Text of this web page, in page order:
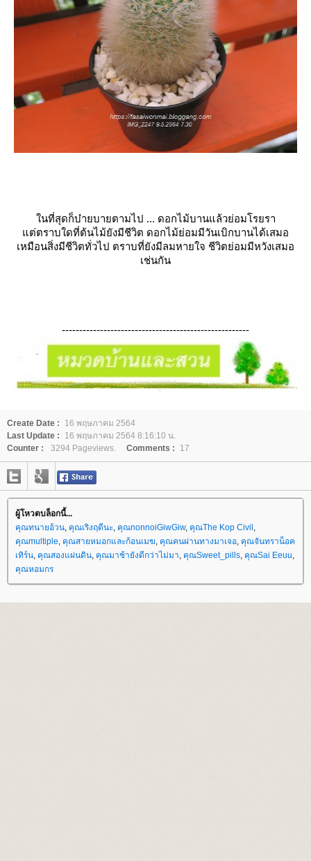
นที่สุดก็บ๋ายบายตามไป ... ดอกไม้บานแล้วย่อมโรยรา
ต่ตราบใดที่ต้นไม้ยังมีชีวิต ดอกไม้ย่อมมีวันเบิกบานได้เสมอ
เหมือนสิ่งมีชีวิตทั่วไป ตราบที่ยังมีลมหายใจ ชีวิตย่อมมีหวังเสมอ
เช่นกัน
------------------------------------------------------
Create Date :
16 พฤษภาคม 2564
Last Update :
16 พฤษภาคม 2564 8:16:10 น.
Counter :
3294 Pageviews. Comments : 17
ผู้โหวตบล็อกนี้...
คุณทนายอ้วน, คุณเริงฤดีนะ, คุณnonnoiGiwGiw, คุณThe Kop Civil ,
คุณmultiple, คุณสายหมอกและก้อนเมฆ, คุณคนผ่านทางมาเจอ, คุณจันทราน็อค
เทิร์น, คุณสองแผ่นดิน, คุณมาช้ายังดีกว่าไม่มา, คุณSweet_pills, คุณSai Eeuu,
คุณหอมกร